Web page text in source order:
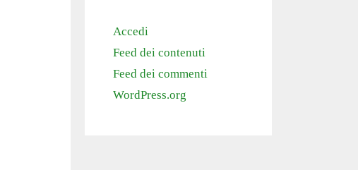
Accedi
Feed dei contenuti
Feed dei commenti
WordPress.org